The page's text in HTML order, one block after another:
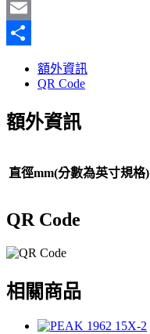
Facebook
Email
額外資訊
QR Code
額外資訊
直徑mm(分數為英寸規格)
QR Code
相關商品